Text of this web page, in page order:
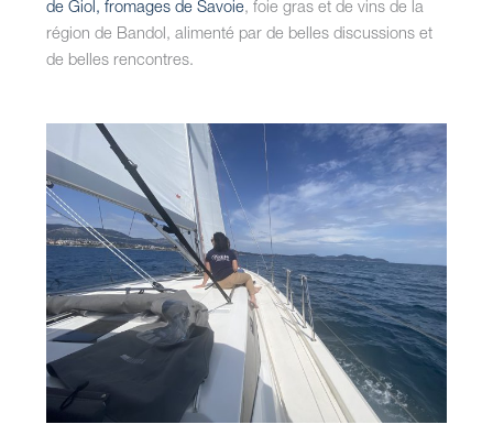
de Giol, fromages de Savoie, foie gras et de vins de la
région de Bandol, alimenté par de belles discussions et
de belles rencontres.